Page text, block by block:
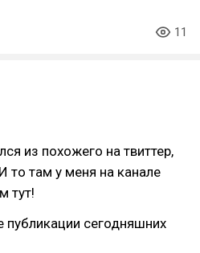
11
из похожего на твиттер,
то там у меня на канале
тут!
публикации сегодняшних